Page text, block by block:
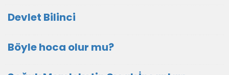
Devlet Bilinci
Böyle hoca olur mu?